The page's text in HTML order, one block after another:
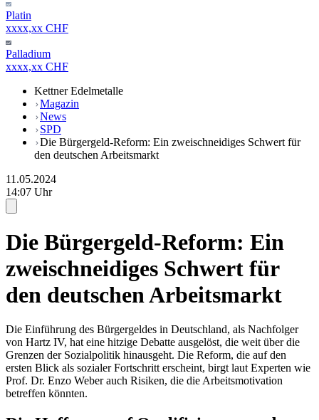
Platin
xxxx,xx CHF
Palladium
xxxx,xx CHF
Kettner Edelmetalle
Magazin
News
SPD
Die Bürgergeld-Reform: Ein zweischneidiges Schwert für
den deutschen Arbeitsmarkt
11.05.2024
14:07 Uhr
Die Bürgergeld-Reform: Ein
zweischneidiges Schwert für
den deutschen Arbeitsmarkt
Die Einführung des Bürgergeldes in Deutschland, als Nachfolger
von Hartz IV, hat eine hitzige Debatte ausgelöst, die weit über die
Grenzen der Sozialpolitik hinausgeht. Die Reform, die auf den
ersten Blick als sozialer Fortschritt erscheint, birgt laut Experten wie
Prof. Dr. Enzo Weber auch Risiken, die die Arbeitsmotivation
betreffen könnten.